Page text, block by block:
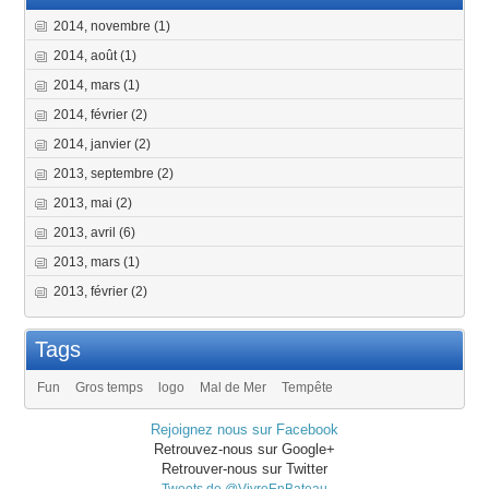
2014, novembre(1)
2014, août(1)
2014, mars(1)
2014, février(2)
2014, janvier(2)
2013, septembre(2)
2013, mai(2)
2013, avril(6)
2013, mars(1)
2013, février(2)
Tags
Fun Gros temps logo Mal de Mer Tempête
Rejoignez nous sur Facebook
Retrouvez-nous sur Google+
Retrouver-nous sur Twitter